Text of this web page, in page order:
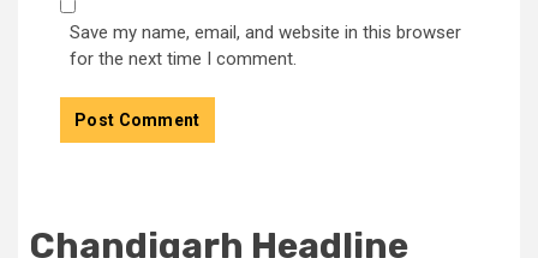
Save my name, email, and website in this browser
for the next time I comment.
Chandigarh Headline